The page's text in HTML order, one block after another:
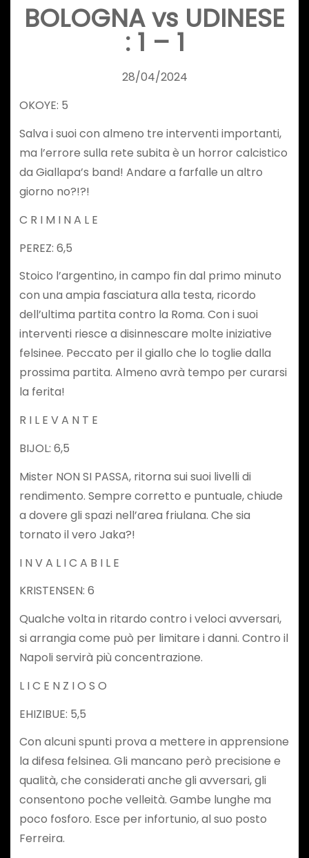
BOLOGNAvs UDINESE
: 1 – 1
28/04/2024
OKOYE: 5
Salva i suoi con almeno tre interventi importanti,
ma l’errore sulla rete subita è un horror calcistico
da Giallapa’s band! Andare a farfalle un altro
giorno no?!?!
C R I M I N A L E
PEREZ: 6,5
Stoico l’argentino, in campo fin dal primo minuto
con una ampia fasciatura alla testa, ricordo
dell’ultima partita contro la Roma. Con i suoi
interventi riesce a disinnescare molte iniziative
felsinee. Peccato per il giallo che lo toglie dalla
prossima partita. Almeno avrà tempo per curarsi
la ferita!
R I L E V A N T E
BIJOL: 6,5
Mister NON SI PASSA, ritorna sui suoi livelli di
rendimento. Sempre corretto e puntuale, chiude
a dovere gli spazi nell’area friulana. Che sia
tornato il vero Jaka?!
I N V A L I C A B I L E
KRISTENSEN: 6
Qualche volta in ritardo contro i veloci avversari,
si arrangia come può per limitare i danni. Contro il
Napoli servirà più concentrazione.
L I C E N Z I O S O
EHIZIBUE: 5,5
Con alcuni spunti prova a mettere in apprensione
la difesa felsinea. Gli mancano però precisione e
qualità, che considerati anche gli avversari, gli
consentono poche velleità. Gambe lunghe ma
poco fosforo. Esce per infortunio, al suo posto
Ferreira.